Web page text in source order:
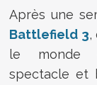
Après une
Battlefield 3,
le monde
spectacle et